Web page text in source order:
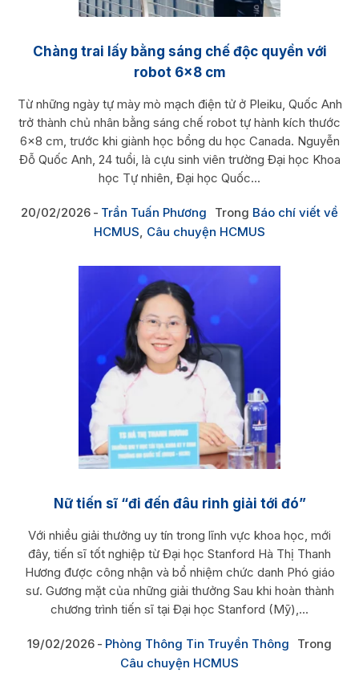
Chàng trai lấy bằng sáng chế độc quyền với
robot 6×8 cm
Từ những ngày tự mày mò mạch điện tử ở Pleiku, Quốc Anh
trở thành chủ nhân bằng sáng chế robot tự hành kích thước
6×8 cm, trước khi giành học bổng du học Canada. Nguyễn
Đỗ Quốc Anh, 24 tuổi, là cựu sinh viên trường Đại học Khoa
học Tự nhiên, Đại học Quốc...
20/02/2026 Trần Tuấn Phương Trong Báo chí viết về
HCMUS, Câu chuyện HCMUS
Nữ tiến sĩ “đi đến đâu rinh giải tới đó”
Với nhiều giải thưởng uy tín trong lĩnh vực khoa học, mới
đây, tiến sĩ tốt nghiệp từ Đại học Stanford Hà Thị Thanh
Hương được công nhận và bổ nhiệm chức danh Phó giáo
sư. Gương mặt của những giải thưởng Sau khi hoàn thành
chương trình tiến sĩ tại Đại học Stanford (Mỹ),...
19/02/2026 Phòng Thông Tin Truyền Thông
Trong
Câu chuyện HCMUS